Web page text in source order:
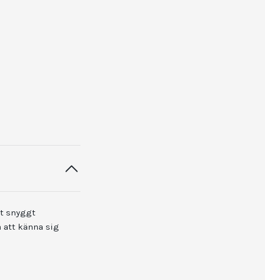
snyggt
att känna sig